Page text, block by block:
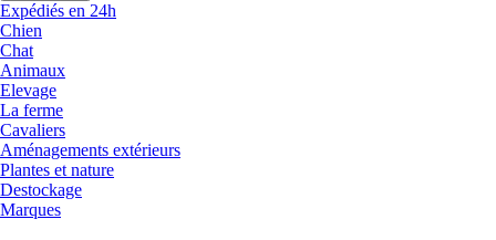
Expédiés en 24h
Chien
Chat
Animaux
Elevage
La ferme
Cavaliers
Aménagements extérieurs
Plantes et nature
Destockage
Marques